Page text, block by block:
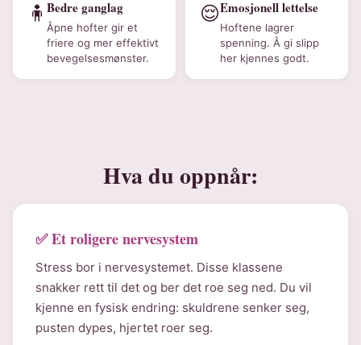
🧍 Bedre ganglag
Åpne hofter gir et
friere og mer effektivt
bevegelsesmønster.
😌Emosjonell lettelse
Hoftene lagrer
spenning. Å gi slipp
her kjennes godt.
Hva du oppnår:
✅ Et roligere nervesystem
Stress bor i nervesystemet. Disse klassene
snakker rett til det og ber det roe seg ned. Du vil
kjenne en fysisk endring: skuldrene senker seg,
pusten dypes, hjertet roer seg.